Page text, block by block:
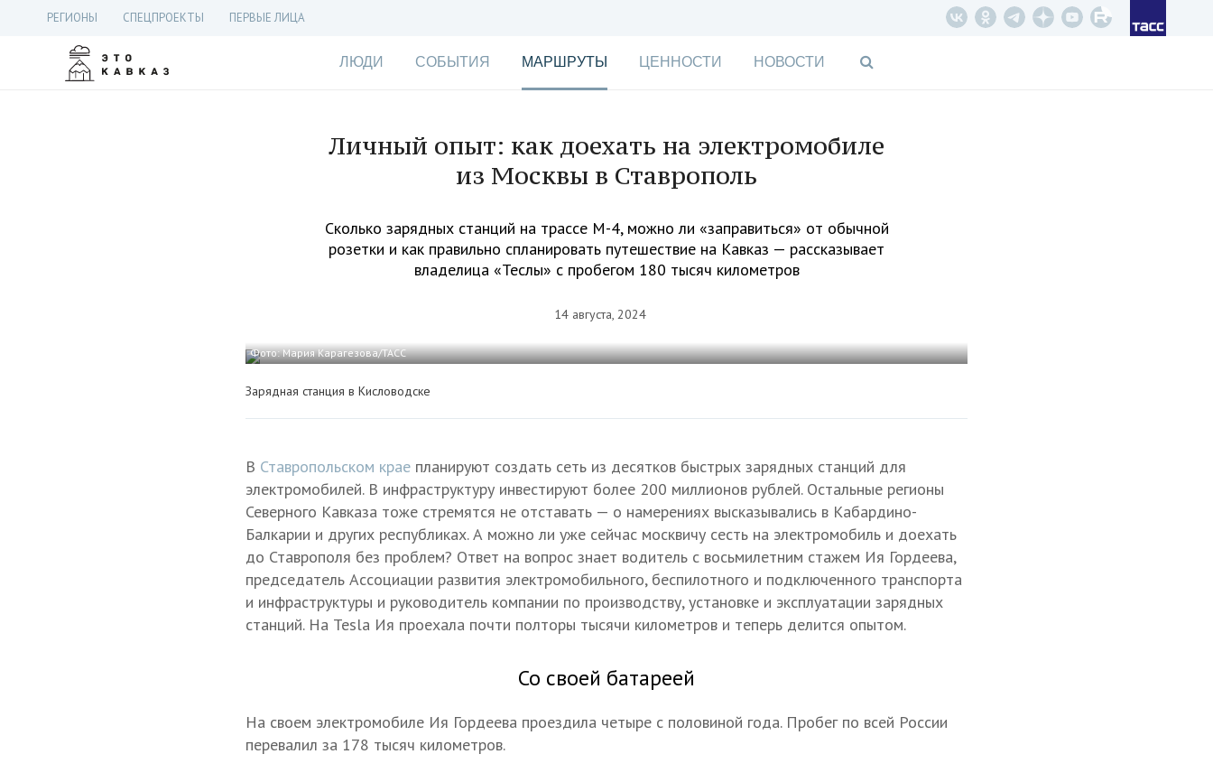
РЕГИОНЫ СПЕЦПРОЕКТЫ ПЕРВЫЕ ЛИЦА
ЛЮДИ СОБЫТИЯ МАРШРУТЫ ЦЕННОСТИ НОВОСТИ
Личный опыт: как доехать на электромобиле
из Москвы в Ставрополь
Сколько зарядных станций на трассе М-4, можно ли «заправиться» от обычной
розетки и как правильно спланировать путешествие на Кавказ — рассказывает
владелица «Теслы» с пробегом 180 тысяч километров
14 августа, 2024
Фото: Мария Карагезова/ТАСС
Зарядная станция в Кисловодске
В Ставропольском крае планируют создать сеть из десятков быстрых зарядных станций для
электромобилей. В инфраструктуру инвестируют более 200 миллионов рублей. Остальные регионы
Северного Кавказа тоже стремятся не отставать — о намерениях высказывались в Кабардино-
Балкарии и других республиках. А можно ли уже сейчас москвичу сесть на электромобиль и доехать
до Ставрополя без проблем? Ответ на вопрос знает водитель с восьмилетним стажем Ия Гордеева,
председатель Ассоциации развития электромобильного, беспилотного и подключенного транспорта
и инфраструктуры и руководитель компании по производству, установке и эксплуатации зарядных
станций. На Tesla Ия проехала почти полторы тысячи километров и теперь делится опытом.
Со своей батареей
На своем электромобиле Ия Гордеева проездила четыре с половиной года. Пробег по всей России
перевалил за 178 тысяч километров.